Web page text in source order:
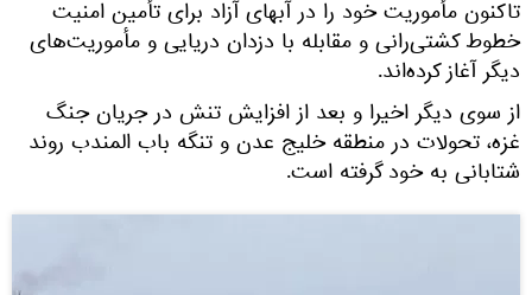
تاکنون مأموریت خود را در آبهای آزاد برای تأمین امنیت
خطوط کشتی‌رانی و مقابله با دزدان دریایی و مأموریت‌های
دیگر آغاز کرده‌اند.
از سوی دیگر اخیرا و بعد از افزایش تنش در جریان جنگ
غزه، تحولات در منطقه خلیج عدن و تنگه باب المندب روند
شتابانی به خود گرفته است.